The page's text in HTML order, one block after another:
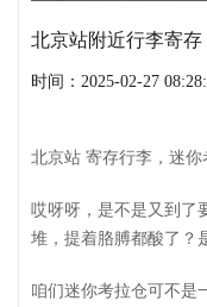
北京站附近行李寄
时间：2025-02-27
北京站 寄存行李，迷你
哎呀呀，是不是又到了
堆，提着胳膊都酸了？
储企业，来帮你解决后
咱们迷你考拉仓可不是